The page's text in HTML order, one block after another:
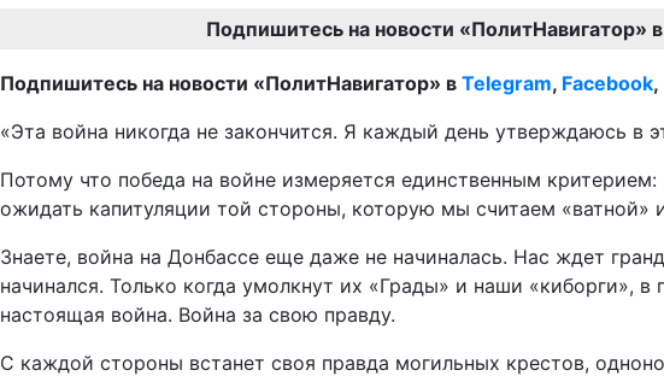
Подпишитесь на новости «ПолитНавигатор» в
Подпишитесь на новости «ПолитНавигатор» в Telegram, Facebook,
«Эта война никогда не закончится. Я каждый день утверждаюсь в
Потому что победа на войне измеряется единственным
ожидать капитуляции той стороны, которую мы считаем «ватной»
Знаете, война на Донбассе еще даже не начиналась. Нас ждет
начинался. Только когда умолкнут их «Грады» и наши «киборги»,
настоящая война. Война за свою правду.
С каждой стороны встанет своя правда могильных крестов,